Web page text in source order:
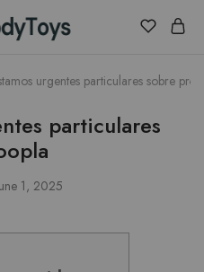
urgentes particulares sobre
particulares
1, 2025